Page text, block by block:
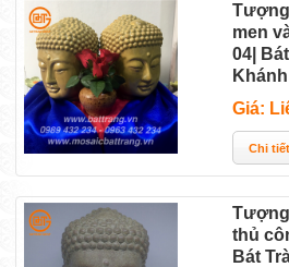
men
04|
Khánh
Giá:
thủ
Bát